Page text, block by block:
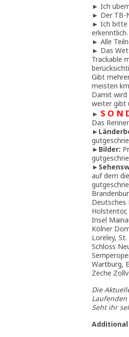
► Ich
► Der TB-
► Ich bitte
erkenntlich.
► Alle
► Das
Trackable
Gibt
meisten
Damit wird
weiter gibt
► S O N
Das
►
► Bilder:
►
auf dem
Deutsches
Holstentor,
Insel
Kölner
Loreley,
Schloss
Wartburg,
Zeche
Die
Seht ihr